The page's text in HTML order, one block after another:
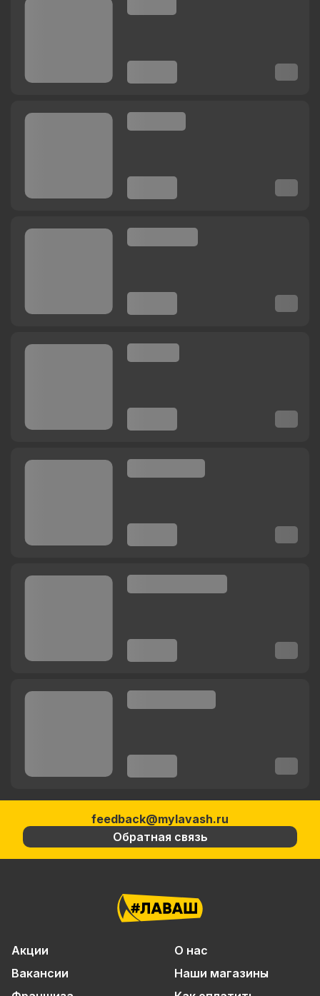
feedback@mylavash.ru
Обратная связь
Акции
О нас
Вакансии
Наши магазины